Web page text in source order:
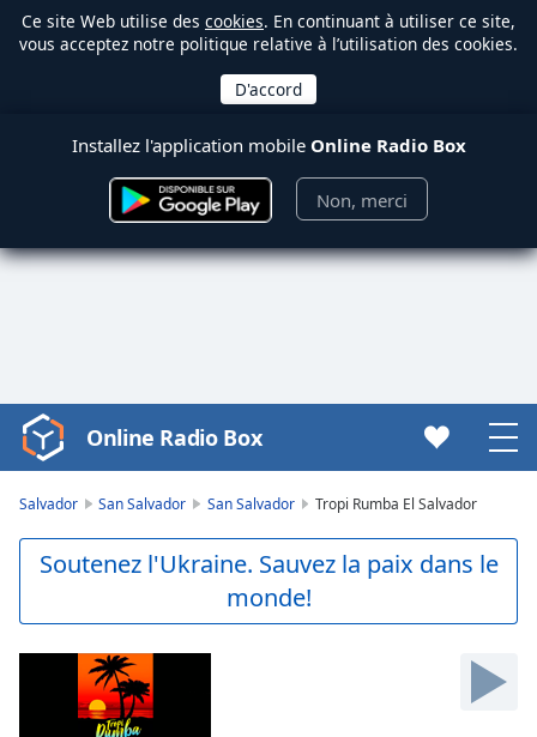
Ce site Web utilise des cookies. En continuant à utiliser ce site,
vous acceptez notre politique relative à l’utilisation des cookies.
Installez l'application mobile Online Radio Box
Non, merci
Video
Player
Play
Video
Skip
Online Radio Box
Salvador San Salvador San Salvador Tropi Rumba El Salvador
Soutenez l'Ukraine. Sauvez la paix dans le
monde!